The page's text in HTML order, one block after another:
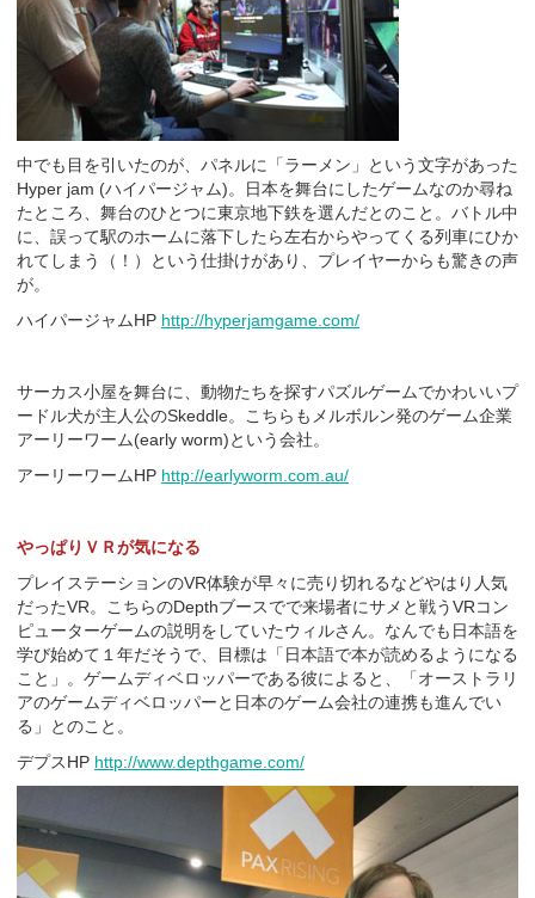
中でも目を引いたのが、パネルに「ラーメン」という文字があった
Hyper jam (ハイパージャム)。日本を舞台にしたゲームなのか尋ね
たところ、舞台のひとつに東京地下鉄を選んだとのこと。バトル中
に、誤って駅のホームに落下したら左右からやってくる列車にひか
れてしまう（！）という仕掛けがあり、プレイヤーからも驚きの声
が。
ハイパージャムHP http://hyperjamgame.com/
サーカス小屋を舞台に、動物たちを探すパズルゲームでかわいいプ
ードル犬が主人公のSkeddle。こちらもメルボルン発のゲーム企業
アーリーワーム(early worm)という会社。
アーリーワームHP http://earlyworm.com.au/
やっぱりＶＲが気になる
プレイステーションのVR体験が早々に売り切れるなどやはり人気
だったVR。こちらのDepthブースでで来場者にサメと戦うVRコン
ピューターゲームの説明をしていたウィルさん。なんでも日本語を
学び始めて１年だそうで、目標は「日本語で本が読めるようになる
こと」。ゲームディベロッパーである彼によると、「オーストラリ
アのゲームディベロッパーと日本のゲーム会社の連携も進んでい
る」とのこと。
デプスHP http://www.depthgame.com/